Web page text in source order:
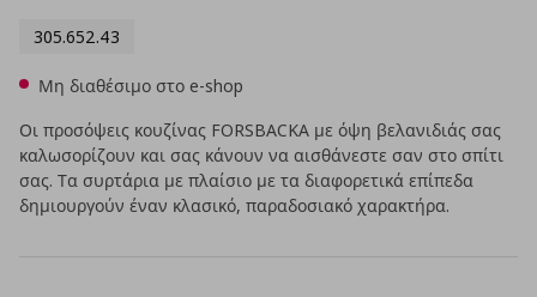
305.652.43
Μη διαθέσιμο στο e-shop
Οι προσόψεις κουζίνας FORSBACKA με όψη βελανιδιάς σας
καλωσορίζουν και σας κάνουν να αισθάνεστε σαν στο σπίτι
σας. Τα συρτάρια με πλαίσιο με τα διαφορετικά επίπεδα
δημιουργούν έναν κλασικό, παραδοσιακό χαρακτήρα.